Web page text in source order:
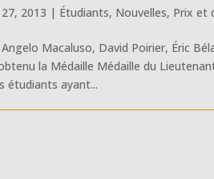
27, 2013 | Étudiants, Nouvelles, Prix et
Macaluso, David Poirier, Éric
la Médaille Médaille du
étudiants ayant...